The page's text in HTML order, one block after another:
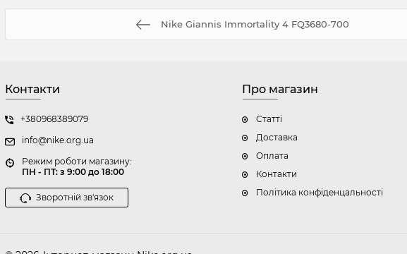
Nike Giannis Immortality 4 FQ3680-700
Контакти
+380968389079
info@nike.org.ua
Режим роботи магазину:
ПН - ПТ: з 9:00 до 18:00
Зворотній зв'язок
Про магазин
Статті
Доставка
Оплата
Контакти
Політика конфіденцальності